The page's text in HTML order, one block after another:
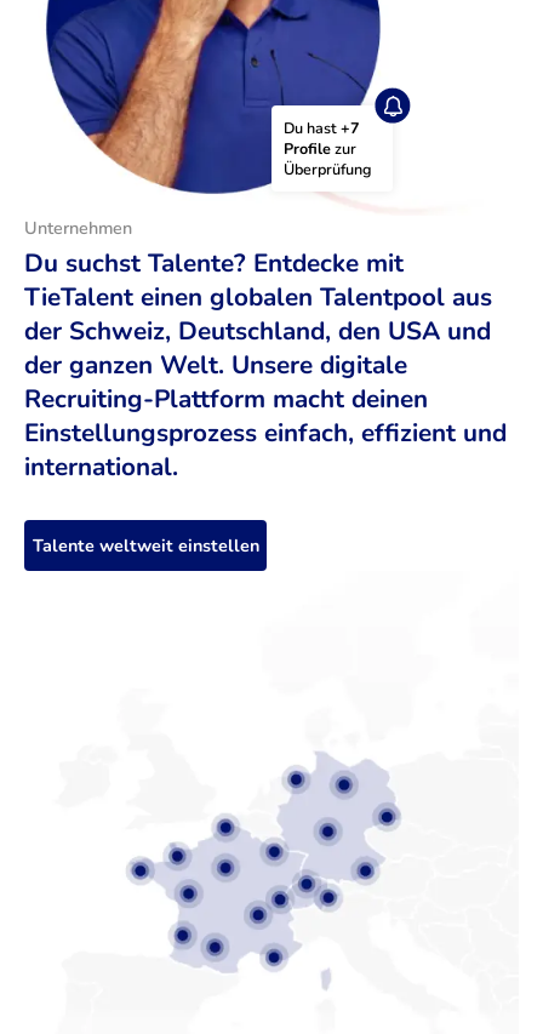
Du hast +7
Profile zur
Überprüfung
Unternehmen
Du suchst Talente? Entdecke mit
TieTalent einen globalen Talentpool aus
der Schweiz, Deutschland, den USA und
der ganzen Welt. Unsere digitale
Recruiting-Plattform macht deinen
Einstellungsprozess einfach, effizient und
international.
Talente weltweit einstellen